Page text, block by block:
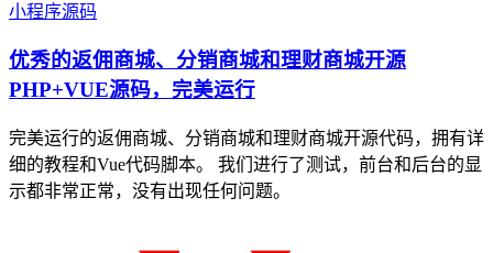
小程序源码
优秀的返佣商城、分销商城和理财商城开源
PHP+VUE源码，完美运行
完美运行的返佣商城、分销商城和理财商城开源代码，拥有详
细的教程和Vue代码脚本。 我们进行了测试，前台和后台的显
示都非常正常，没有出现任何问题。